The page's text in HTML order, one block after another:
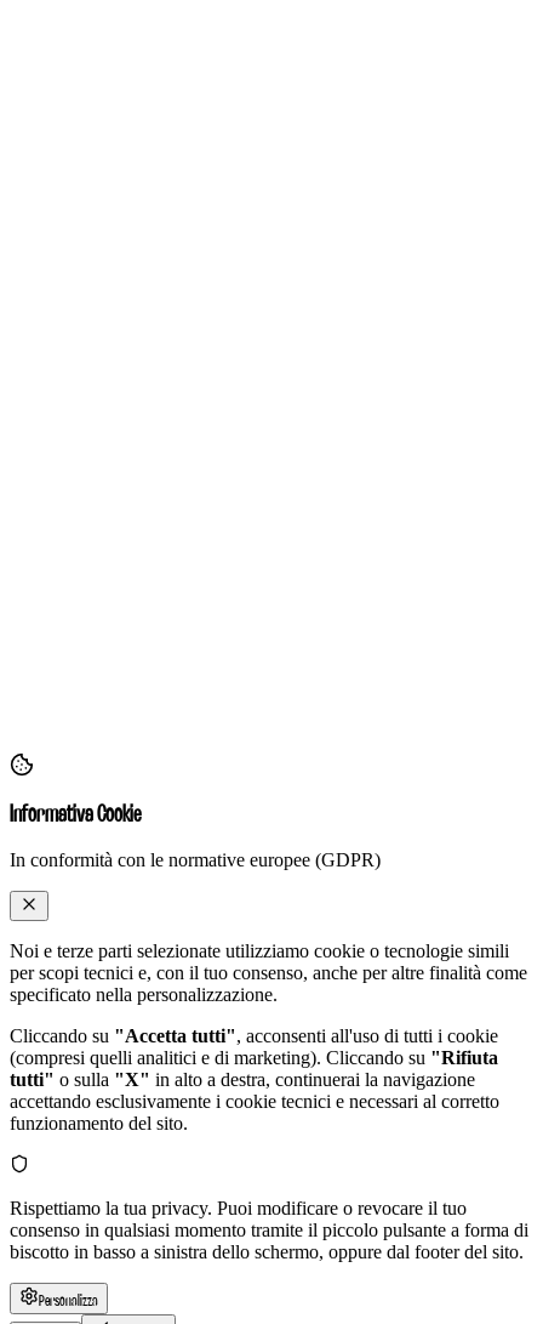
Informativa Cookie
In conformità con le normative europee (GDPR)
Noi e terze parti selezionate utilizziamo cookie o tecnologie simili
per scopi tecnici e, con il tuo consenso, anche per altre finalità come
specificato nella personalizzazione.
Cliccando su "Accetta tutti", acconsenti all'uso di tutti i cookie
(compresi quelli analitici e di marketing). Cliccando su "Rifiuta
tutti" o sulla "X" in alto a destra, continuerai la navigazione
accettando esclusivamente i cookie tecnici e necessari al corretto
funzionamento del sito.
Rispettiamo la tua privacy. Puoi modificare o revocare il tuo
consenso in qualsiasi momento tramite il piccolo pulsante a forma di
biscotto in basso a sinistra dello schermo, oppure dal footer del sito.
Personalizza